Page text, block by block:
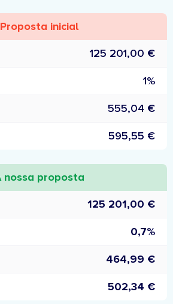
Proposta inicial
125 201,00 €
1%
555,04 €
595,55 €
nossa proposta
125 201,00 €
0,7%
464,99 €
502,34 €